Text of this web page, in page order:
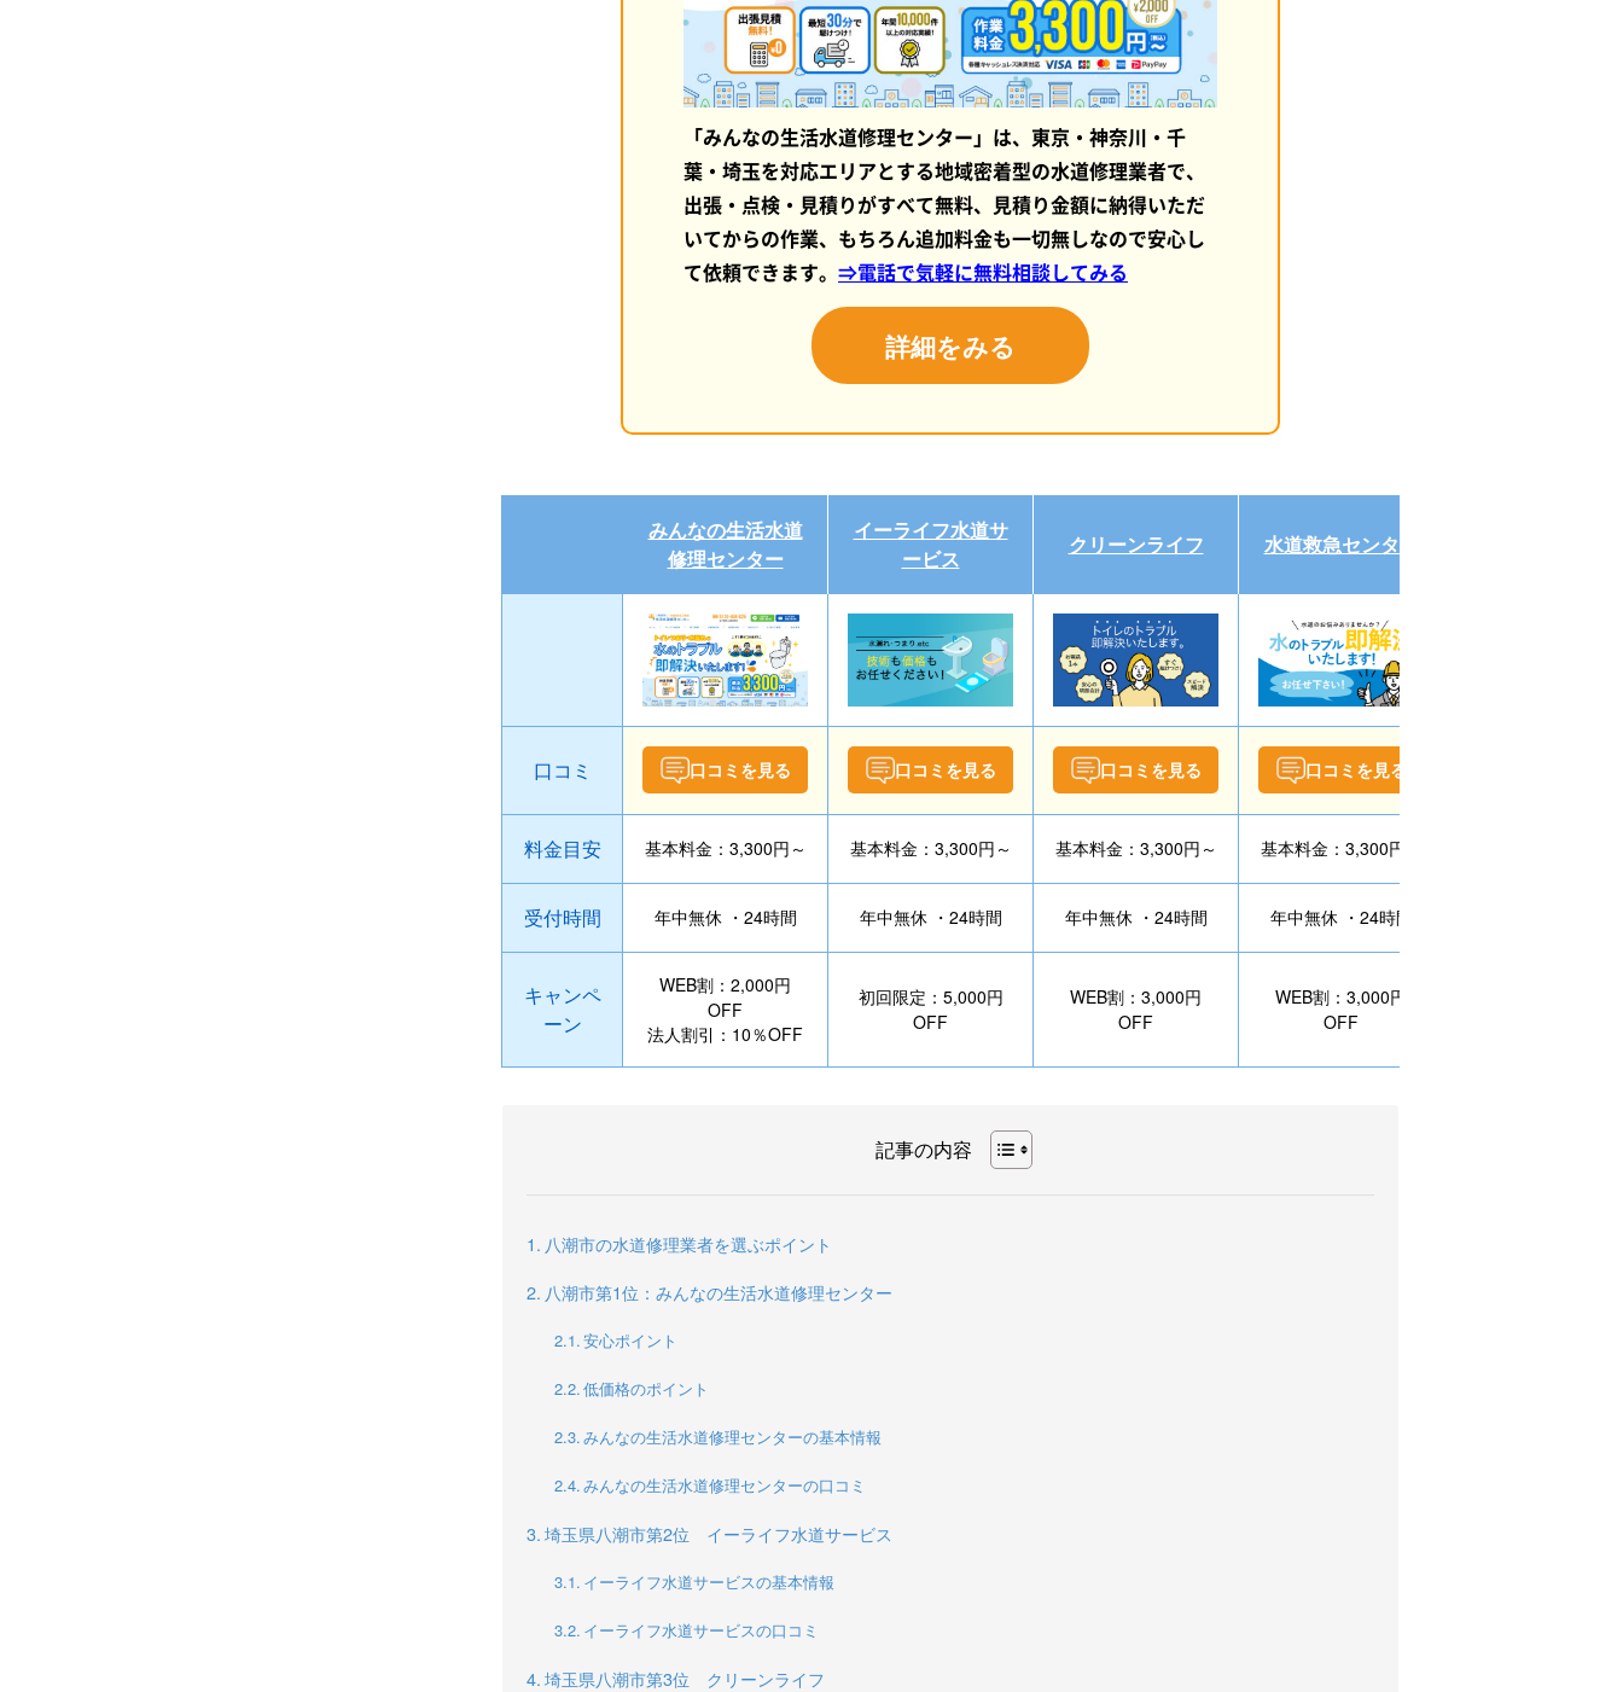
「みんなの生活水道修理センター」は、東京・神奈川・千
葉・埼玉を対応エリアとする地域密着型の水道修理業者で、
出張・点検・見積りがすべて無料、見積り金額に納得いただ
いてからの作業、もちろん追加料金も一切無しなので安心し
て依頼できます。 ⇒電話で気軽に無料相談してみる
詳細をみる
みんなの生活水道
修理センター
イーライフ水道サ
ービス
クリーンライフ 水道救急センター
口コミ 口コミを見る 口コミを見る 口コミを見る 口コミを見る
料金目安 基本料金：3,300円～ 基本料金：3,300円～ 基本料金：3,300円～ 基本料金：3,300円～
受付時間 年中無休 ・24時間 年中無休 ・24時間 年中無休 ・24時間 年中無休 ・24時間
キャンペ
ーン
WEB割：2,000円
OFF
法人割引：10％OFF
初回限定：5,000円
OFF
WEB割：3,000円
OFF
WEB割：3,000円
OFF
記事の内容
八潮市の水道修理業者を選ぶポイント
八潮市第1位：みんなの生活水道修理センター
安心ポイント
低価格のポイント
みんなの生活水道修理センターの基本情報
みんなの生活水道修理センターの口コミ
埼玉県八潮市第2位 イーライフ水道サービス
イーライフ水道サービスの基本情報
イーライフ水道サービスの口コミ
埼玉県八潮市第3位 クリーンライフ